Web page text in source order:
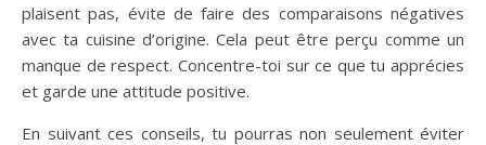
plaisent pas, évite de faire des comparaisons négatives
avec ta cuisine d’origine. Cela peut être perçu comme un
manque de respect. Concentre-toi sur ce que tu apprécies
et garde une attitude positive.
En suivant ces conseils, tu pourras non seulement éviter